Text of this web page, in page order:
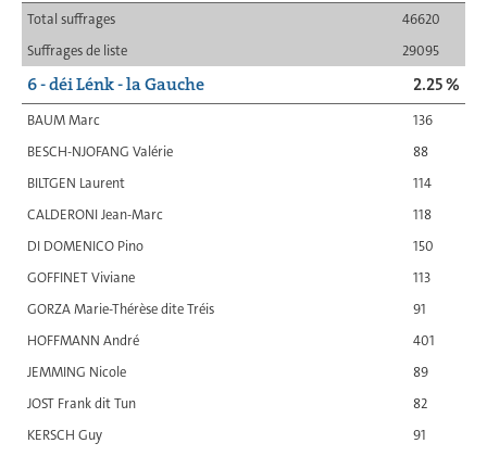
Total suffrages
46620
Suffrages de liste
29095
6 - déi Lénk - la Gauche 2.25 %
BAUM Marc
136
BESCH-NJOFANG Valérie
88
BILTGEN Laurent
114
CALDERONI Jean-Marc
118
DI DOMENICO Pino
150
GOFFINET Viviane
113
GORZA Marie-Thérèse dite Tréis
91
HOFFMANN André
401
JEMMING Nicole
89
JOST Frank dit Tun
82
KERSCH Guy
91